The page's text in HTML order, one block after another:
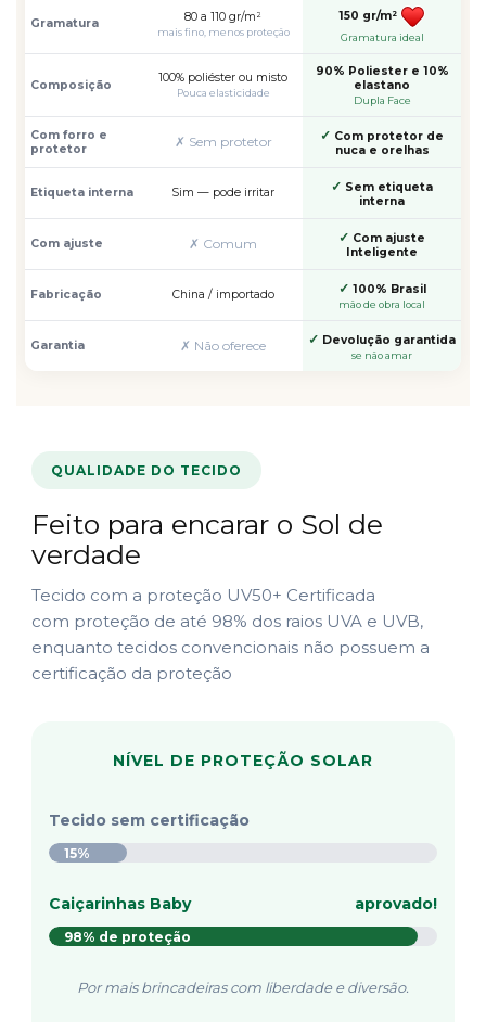
Gramatura 80 a 110 gr/m²
mais fino, menos proteção
150 gr/m²
Gramatura ideal
Composição
100% poliéster ou misto
Pouca elasticidade
90% Poliester e 10%
elastano
Dupla Face
Com forro e
protetor
✗ Sem protetor ✓ Com protetor de
nuca e orelhas
Etiqueta interna Sim — pode irritar ✓ Sem etiqueta
interna
Com ajuste ✗ Comum ✓ Com ajuste
Inteligente
Fabricação China / importado ✓ 100% Brasil
mão de obra local
Garantia ✗ Não oferece ✓ Devolução garantida
se não amar
QUALIDADE DO TECIDO
Feito para encarar o Sol de
verdade
Tecido com a proteção UV50+ Certificada
com proteção de até 98% dos raios UVA e UVB,
enquanto tecidos convencionais não possuem a
certificação da proteção
NÍVEL DE PROTEÇÃO SOLAR
Tecido sem certificação
15%
Caiçarinhas Baby aprovado!
98% de proteção
Por mais brincadeiras com liberdade e diversão.